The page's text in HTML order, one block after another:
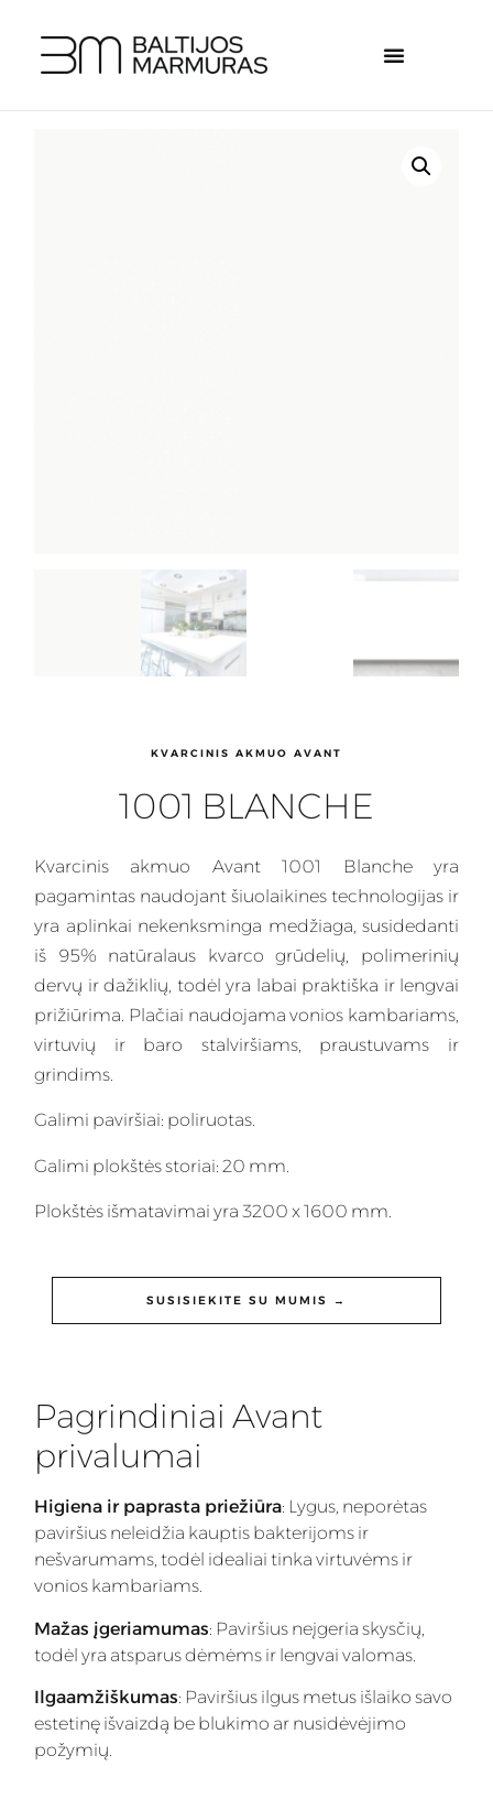
KVARCINIS AKMUO AVANT
1001 BLANCHE
Kvarcinis akmuo Avant 1001 Blanche yra
pagamintas naudojant šiuolaikines technologijas ir
yra aplinkai nekenksminga medžiaga, susidedanti
iš 95% natūralaus kvarco grūdelių, polimerinių
dervų ir dažiklių, todėl yra labai praktiška ir lengvai
prižiūrima. Plačiai naudojama vonios kambariams,
virtuvių ir baro stalviršiams, praustuvams ir
grindims.
Galimi paviršiai: poliruotas.
Galimi plokštės storiai: 20 mm.
Plokštės išmatavimai yra 3200 x 1600 mm.
SUSISIEKITE SU MUMIS →
Pagrindiniai Avant
privalumai
Higiena ir paprasta priežiūra: Lygus, neporėtas
paviršius neleidžia kauptis bakterijoms ir
nešvarumams, todėl idealiai tinka virtuvėms ir
vonios kambariams.
Mažas įgeriamumas: Paviršius neįgeria skysčių,
todėl yra atsparus dėmėms ir lengvai valomas.
Ilgaamžiškumas: Paviršius ilgus metus išlaiko savo
estetinę išvaizdą be blukimo ar nusidėvėjimo
požymių.